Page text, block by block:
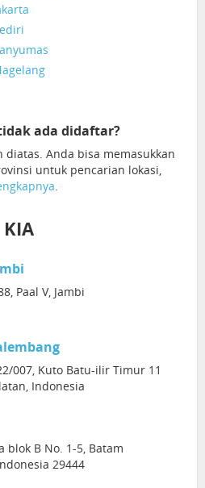
ada didaftar?
Anda bisa memasukkan
untuk pencarian lokasi,
.
Paal V, Jambi
007, Kuto Batu-ilir Timur 11
Indonesia
blok B No. 1-5, Batam
29444